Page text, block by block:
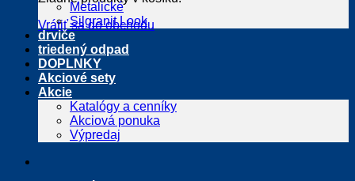
Vrátiť sa do obchodu
Metalické
Silgranit Look
drviče
triedený odpad
DOPLNKY
Akciové sety
Akcie
Katalógy a cenníky
Akciová ponuka
Výpredaj